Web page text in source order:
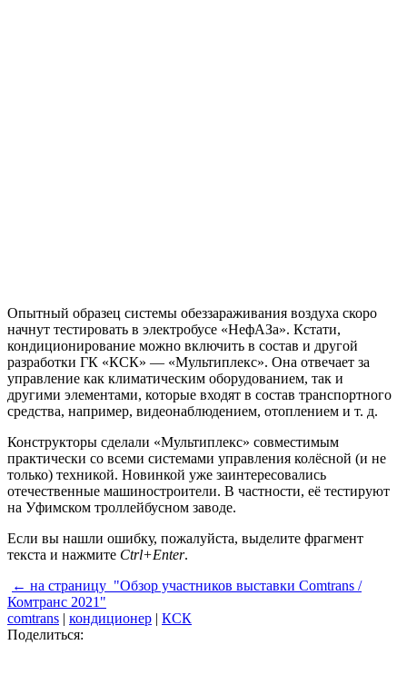
Опытный образец системы обеззараживания воздуха скоро
начнут тестировать в электробусе «НефАЗа». Кстати,
кондиционирование можно включить в состав и другой
разработки ГК «КСК» — «Мультиплекс». Она отвечает за
управление как климатическим оборудованием, так и
другими элементами, которые входят в состав транспортного
средства, например, видеонаблюдением, отоплением и т. д.
Конструкторы сделали «Мультиплекс» совместимым
практически со всеми системами управления колёсной (и не
только) техникой. Новинкой уже заинтересовались
отечественные машиностроители. В частности, её тестируют
на Уфимском троллейбусном заводе.
Если вы нашли ошибку, пожалуйста, выделите фрагмент
текста и нажмите Ctrl+Enter.
← на страницу "Обзор участников выставки Comtrans /
Комтранс 2021"
comtrans | кондиционер | КСК
Поделиться: